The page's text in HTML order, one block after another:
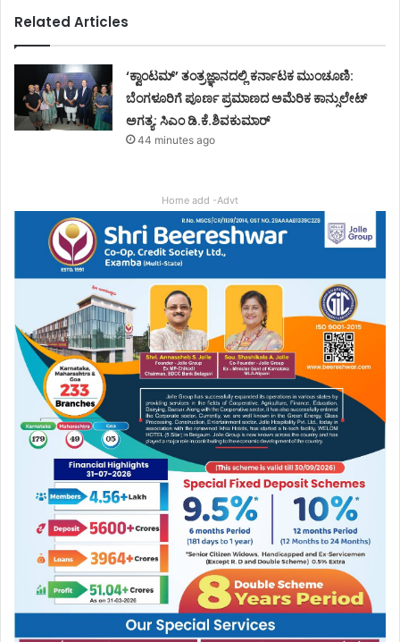
Related Articles
‘ಕ್ವಾಂಟಮ್’ ತಂತ್ರಜ್ಞಾನದಲ್ಲಿ ಕರ್ನಾಟಕ ಮುಂಚೂಣಿ:
ಬೆಂಗಳೂರಿಗೆ ಪೂರ್ಣ ಪ್ರಮಾಣದ ಅಮೆರಿಕ ಕಾನ್ಸುಲೇಟ್
ಅಗತ್ಯ: ಸಿಎಂ ಡಿ.ಕೆ.ಶಿವಕುಮಾರ್
44 minutes ago
Home add -Advt